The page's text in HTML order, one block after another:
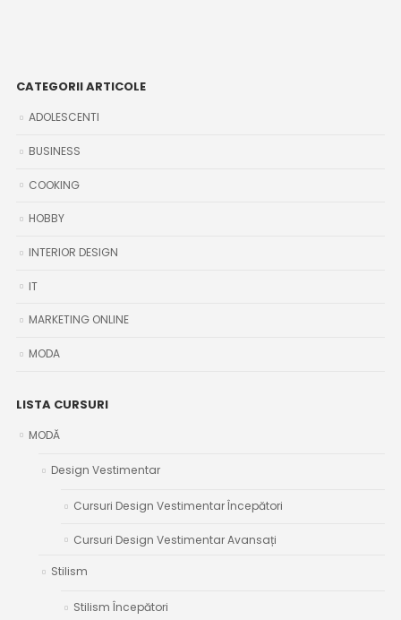
CATEGORII ARTICOLE
ADOLESCENTI
BUSINESS
COOKING
HOBBY
INTERIOR DESIGN
IT
MARKETING ONLINE
MODA
LISTA CURSURI
MODĂ
Design Vestimentar
Cursuri Design Vestimentar Începători
Cursuri Design Vestimentar Avansați
Stilism
Stilism Începători